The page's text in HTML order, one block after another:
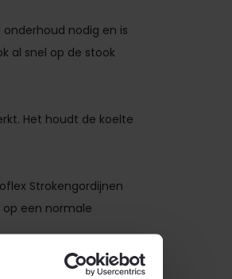
nodig en is
al snel op de stook
Het houdt de koelte
Strokengordijnen
een normale